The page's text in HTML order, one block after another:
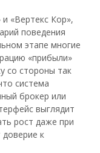
«Вертекс Кор»,
поведения
этапе многие
«прибыли»
со стороны так
система
брокер или
выглядит
рост даже при
к